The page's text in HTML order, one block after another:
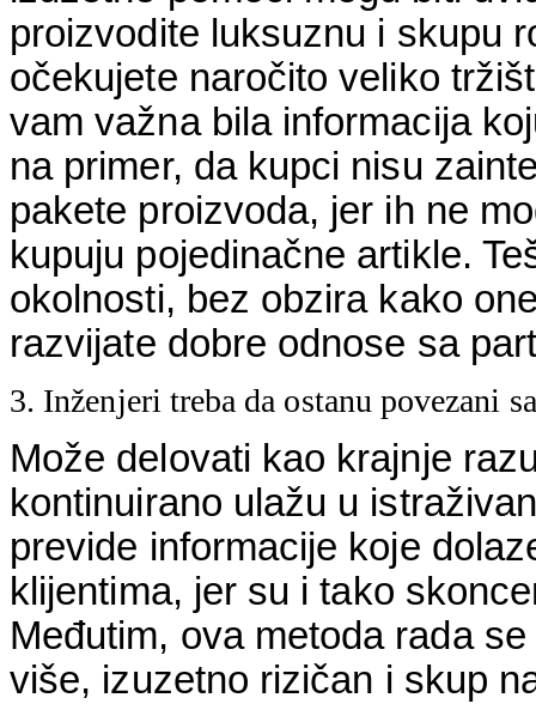
proizvodite luksuznu i skupu
očekujete naročito veliko
vam važna bila informacija
na primer, da kupci nisu
pakete proizvoda, jer ih ne
kupuju pojedinačne artikle.
okolnosti, bez obzira kako
razvijate dobre odnose sa
3. Inženjeri treba da ostanu povezani
Može delovati kao krajnje
kontinuirano ulažu u
previde informacije koje
klijentima, jer su i tako
Međutim, ova metoda rada
više, izuzetno rizičan i skup